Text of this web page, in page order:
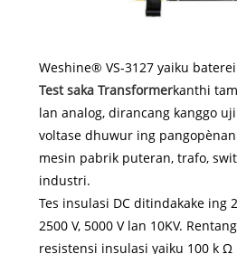
Weshine® VS-3127 yaiku baterei
Test saka Transformerkanthi
lan analog, dirancang kanggo
voltase dhuwur ing
mesin pabrik puteran, trafo,
industri.
Tes insulasi DC ditindakake ing
2500 V, 5000 V lan 10KV.
resistensi insulasi yaiku 100 k Ω